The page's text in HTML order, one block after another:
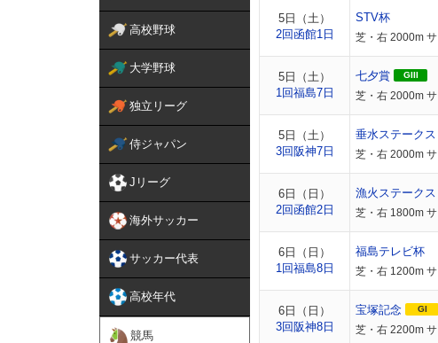
高校野球
大学野球
独立リーグ
侍ジャパン
Jリーグ
海外サッカー
サッカー代表
高校年代
競馬
5日（土）
2回函館1日
STV杯
芝・右 2000m
5日（土）
1回福島7日
七夕賞 GIII
芝・右 2000m
5日（土）
3回阪神7日
垂水ステークス
芝・右 2000m
6日（日）
2回函館2日
漁火ステークス
芝・右 1800m
6日（日）
1回福島8日
福島テレビ杯
芝・右 1200m
6日（日）
3回阪神8日
宝塚記念 GI
芝・右 2200m